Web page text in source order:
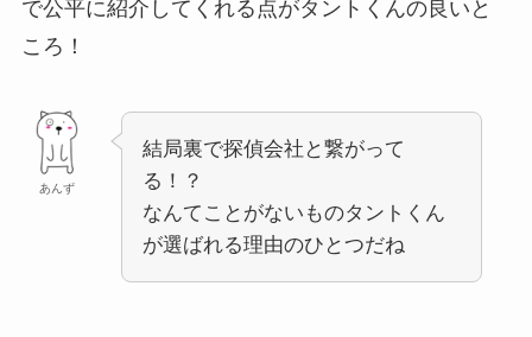
で公平に紹介してくれる点がタントくんの良いと
ころ！
あんず
結局裏で探偵会社と繋がって
る！？
なんてことがないものタントくん
が選ばれる理由のひとつだね